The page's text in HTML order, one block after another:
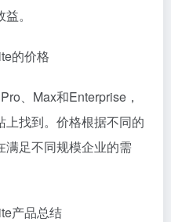
。
的价格
、Max和Enterprise，
找到。价格根据不同的
足不同规模企业的需
产品总结